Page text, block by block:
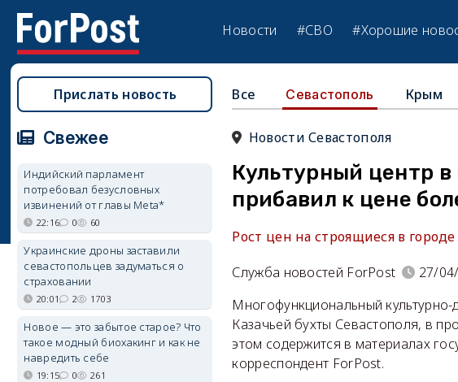
Новости #СВО #Хорошие
Все Севастополь Крым
Новости Севастополя
Культурный центр в
прибавил к цене
Рост цен на строящиеся в
Служба новостей ForPost
27/
Многофункциональный культурно-
Казачьей бухты Севастополя, в
этом содержится в материалах
корреспондент ForPost.
Прислать новость
Свежее
Индийский парламент
потребовал безусловных
извинений от главы Meta*
22:16 0 60
Украинские дроны заставили
севастопольцев задуматься о
страховании
20:01 2 1703
Новое — это забытое старое? Что
такое модный биохакинг и как не
навредить себе
19:15 0 261